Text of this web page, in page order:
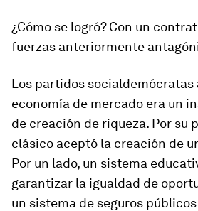
¿Cómo se logró? Con un
fuerzas anteriormente
Los partidos socialdemócratas
economía de mercado era un
de creación de riqueza. Por su
clásico aceptó la creación de
Por un lado, un sistema
garantizar la igualdad de
un sistema de seguros